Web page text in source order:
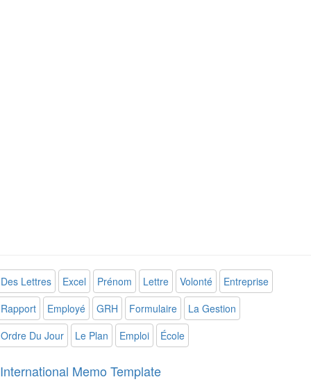
Des Lettres Excel Prénom Lettre Volonté
Entreprise
Rapport
Employé GRH Formulaire
La Gestion
Ordre Du Jour
Le Plan Emploi École
International Memo Template